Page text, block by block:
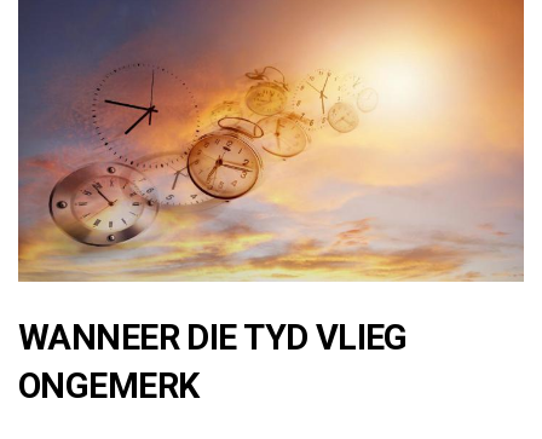
WANNEER DIE TYD VLIEG
ONGEMERK